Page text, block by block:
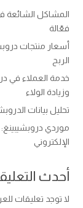
المشاكل الشائعة
فعّالة
أسعار منتجات
الربح
خدمة العملاء في
وزيادة الولاء
تحليل بيانات
موردي دروبشيبينغ:
الإلكتروني
أحدث
لا توجد تعليقات